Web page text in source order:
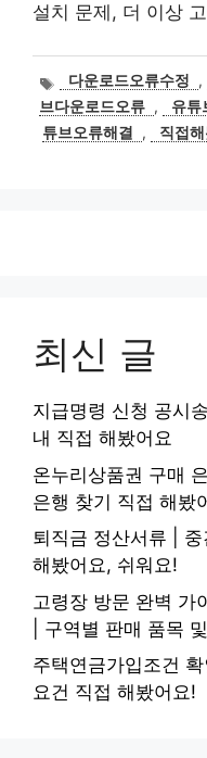
설치 문제, 더 이상
태
그
다운로드오류수정 ,
브다운로드오류 , 유튜
튜브오류해결
, 직접
최신 글
지급명령 신청 공시
내 직접 해봤어요
온누리상품권 구매
은행 찾기 직접 해봤
퇴직금 정산서류 |
해봤어요, 쉬워요!
고령장 방문 완벽 가
| 구역별 판매 품목
주택연금가입조건
요건 직접 해봤어요!